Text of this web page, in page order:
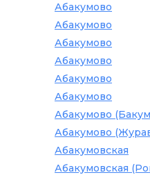
Абакумово
Абакумово
Абакумово
Абакумово
Абакумово
Абакумово
Абакумово
Абакумово
Абакумовская
Абакумовская